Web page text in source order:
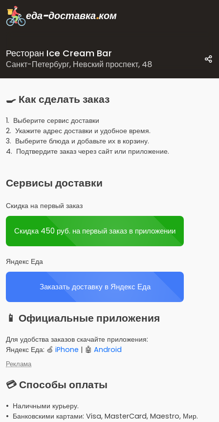
еда-доставка.ком
Ресторан Ice Cream Bar
Санкт-Петербург, Невский проспект, 48
🍳 Как сделать заказ
1. Выберите сервис доставки
2. Укажите адрес доставки и удобное время.
3. Выберите блюда и добавьте их в корзину.
4. Подтвердите заказ через сайт или приложение.
Сервисы доставки
Скидка на первый заказ
Скидка 450 руб. на первый заказ в приложении
Яндекс Еда
Заказать доставку в Яндекс Еда
📱 Официальные приложения
Для удобства заказов скачайте приложения:
Яндекс Еда: 🍏 iPhone | 🤖 Android
Реклама
💳 Способы оплаты
• Наличными курьеру.
• Банковскими картами: Visa, MasterCard, Maestro, Мир.